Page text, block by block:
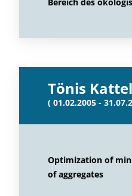
Tönis Kattel
( 01.02.2005 -
Optimization of
of aggregates